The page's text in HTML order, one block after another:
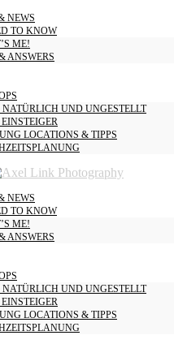
NEWS
TO KNOW
ME!
ANSWERS
NATÜRLICH UND UNGESTELLT
LOCATIONS & TIPPS
NEWS
TO KNOW
ME!
ANSWERS
NATÜRLICH UND UNGESTELLT
LOCATIONS & TIPPS